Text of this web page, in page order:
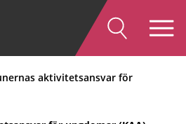
aktivitetsansvar för